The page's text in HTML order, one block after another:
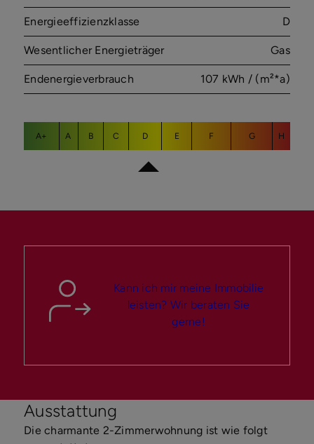
Energieeffizienzklasse D
Wesentlicher Energieträger Gas
Endenergieverbrauch 107 kWh / (m²*a)
A+ A B C D E F G H
Kann ich mir meine Immobilie
leisten? Wir beraten Sie
gerne!
Ausstattung
Die charmante 2-Zimmerwohnung ist wie folgt